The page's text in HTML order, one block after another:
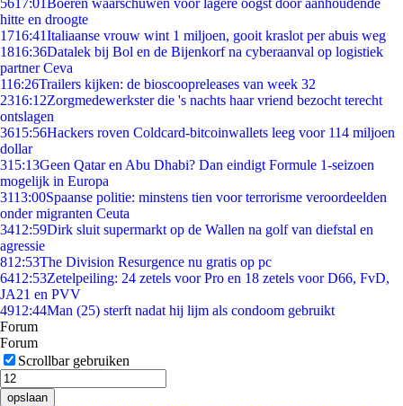
5617:01Boeren waarschuwen voor lagere oogst door aanhoudende
hitte en droogte
1716:41Italiaanse vrouw wint 1 miljoen, gooit kraslot per abuis weg
1816:36Datalek bij Bol en de Bijenkorf na cyberaanval op logistiek
partner Ceva
116:26Trailers kijken: de bioscoopreleases van week 32
2316:12Zorgmedewerkster die 's nachts haar vriend bezocht terecht
ontslagen
3615:56Hackers roven Coldcard-bitcoinwallets leeg voor 114 miljoen
dollar
315:13Geen Qatar en Abu Dhabi? Dan eindigt Formule 1-seizoen
mogelijk in Europa
3113:00Spaanse politie: minstens tien voor terrorisme veroordeelden
onder migranten Ceuta
3412:59Dirk sluit supermarkt op de Wallen na golf van diefstal en
agressie
812:53The Division Resurgence nu gratis op pc
6412:53Zetelpeiling: 24 zetels voor Pro en 18 zetels voor D66, FvD,
JA21 en PVV
4912:44Man (25) sterft nadat hij lijm als condoom gebruikt
Forum
Forum
Scrollbar gebruiken
opslaan